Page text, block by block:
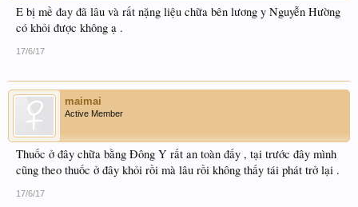
E bị mề đay đã lâu và rất nặng liệu chữa bên lương y Nguyễn Hường
có khỏi được không ạ .
17/6/17
maimai
Active Member
Thuốc ở đây chữa bằng Đông Y rất an toàn đấy , tại trước đây mình
cũng theo thuốc ở đây khỏi rồi mà lâu rồi không thấy tái phát trở lại .
17/6/17